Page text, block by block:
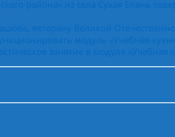
района» из села Сухая Елань
ветерану Великой
модуль «Учебная
занятие в модуле «Учебная